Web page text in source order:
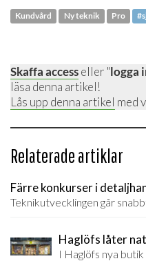
Kundvård Ny teknik Pro
Skaffa accesseller "logga
läsa denna artikel!
Lås upp denna artikel med
Relaterade artiklar
Färre konkurser i
Teknikutvecklingen går
Haglöfs låter
I Haglöfs nya